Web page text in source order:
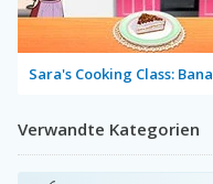
Verwandte Kategorien